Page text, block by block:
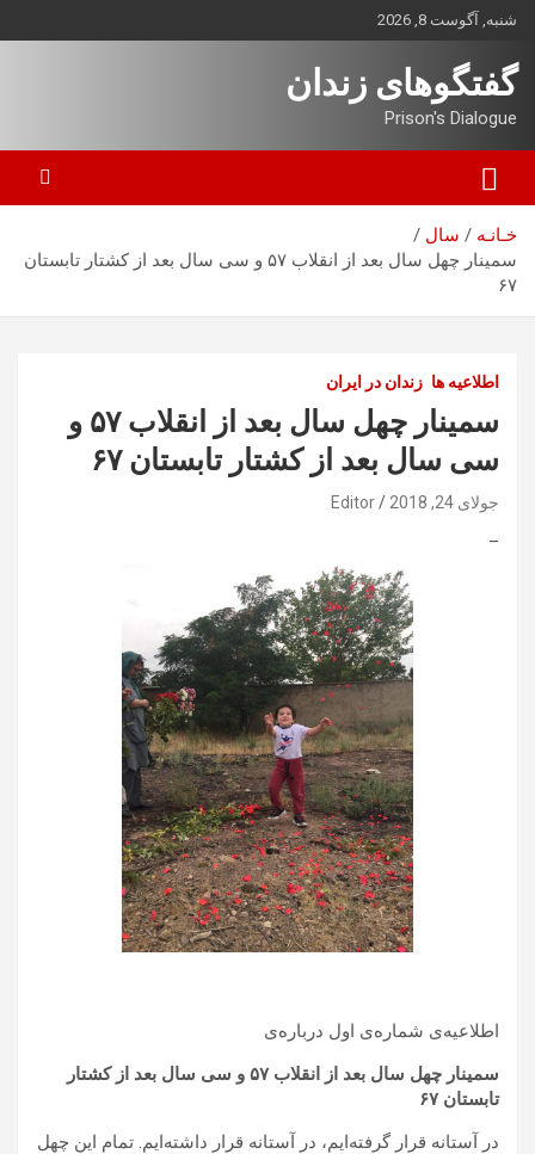
بروید
شنبه, آگوست 8, 2026
گفتگوهای زندان
Prison's Dialogue
خـانـه
سال
سمینار چهل سال بعد از انقلاب ۵۷ و سی سال بعد از کشتار تابستان
۶۷
اطلاعیه ها زندان در ایران
سمینار چهل سال بعد از انقلاب ۵۷ و
سی سال بعد از کشتار تابستان ۶۷
جولای 24, 2018 Editor
–
اطلاعیه‌ی شماره‌ی اول درباره‌ی
سمینار چهل سال بعد از انقلاب ۵۷ و سی سال بعد از کشتار
تابستان ۶۷
در آستانه قرار گرفته‌ایم، در آستانه قرار داشته‌ایم. تمام این چهل